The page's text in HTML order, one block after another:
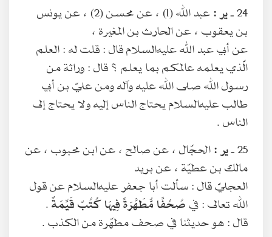
24 ـ ير :
عبد الله (1) ، عن محسن (2) ، عن يونس
بن يعقوب ، عن الحارث بن المغيرة ،
عن أبي عبد الله عليه‌السلام قال : قلت له : العلم
الّذي يعلمه عالمكم بما يعلم ؟ قال : وراثة من
رسول الله صلى الله عليه وآله ومن عليّ بن أبي
طالب عليه‌السلام يحتاج الناس إليه ولا يحتاج إلى
الناس .
25 ـ ير :الحجّال ، عن صالح ، عن ابن محبوب ، عن
مالك بن عطيّة ، عن بريد
العجليّ قال : سألت أبا جعفر عليه‌السلام عن قول
الله تعالى : فيصُحُفًا مُّطَهَّرَةً فِيهَا كُتُبٌ قَيِّمَةٌ.
قال : هو حديثنا في صحف مطهّرة من الكذب .